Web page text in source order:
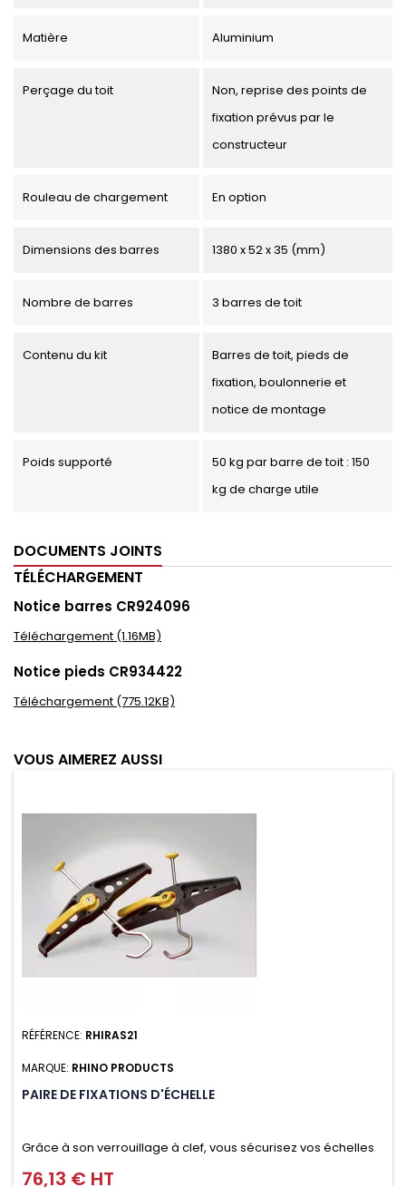
Matière Aluminium
Perçage du toit
Non, reprise des points de
fixation prévus par le
constructeur
Rouleau de chargement En option
Dimensions des barres 1380 x 52 x 35 (mm)
Nombre de barres 3 barres de toit
Contenu du kit
Barres de toit, pieds de
fixation, boulonnerie et
notice de montage
Poids supporté
50 kg par barre de toit : 150
kg de charge utile
DOCUMENTS JOINTS
TÉLÉCHARGEMENT
Notice barres CR924096
Téléchargement (1.16MB)
Notice pieds CR934422
Téléchargement (775.12KB)
VOUS AIMEREZ AUSSI
RÉFÉRENCE: RHIRAS21
MARQUE: RHINO PRODUCTS
PAIRE DE FIXATIONS D'ÉCHELLE
Grâce à son verrouillage à clef, vous sécurisez vos échelles
d'un seul geste aussi bien contre le vol que pendant le
Prix
76,13 € HT